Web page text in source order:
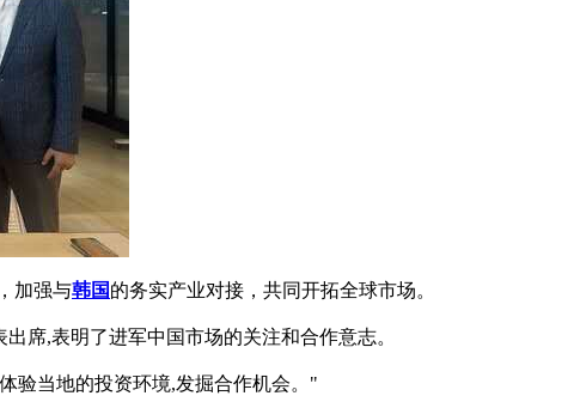
加强与韩国的务实产业对接，共同开拓全球市场。
席,表明了进军中国市场的关注和合作意志。
验当地的投资环境,发掘合作机会。"